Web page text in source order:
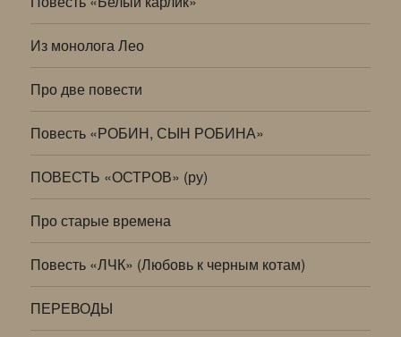
Из монолога Лео
Про две повести
Повесть «РОБИН, СЫН РОБИНА»
ПОВЕСТЬ «ОСТРОВ» (ру)
Про старые времена
Повесть «ЛЧК» (Любовь к черным котам)
ПЕРЕВОДЫ